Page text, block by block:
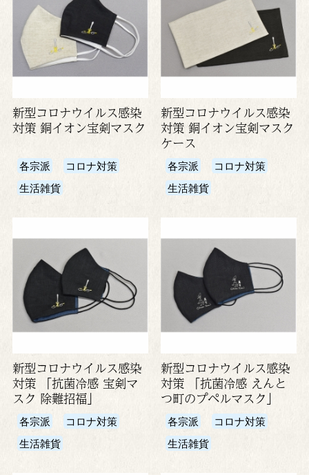
新型コロナウイルス感染
対策 銅イオン宝剣マスク
各宗派
コロナ対策
生活雑貨
新型コロナウイルス感染
対策 銅イオン宝剣マスク
ケース
各宗派
コロナ対策
生活雑貨
新型コロナウイルス感染
対策 「抗菌冷感 宝剣マ
スク 除難招福」
各宗派
コロナ対策
生活雑貨
新型コロナウイルス感染
対策 「抗菌冷感 えんと
つ町のプペルマスク」
各宗派
コロナ対策
生活雑貨